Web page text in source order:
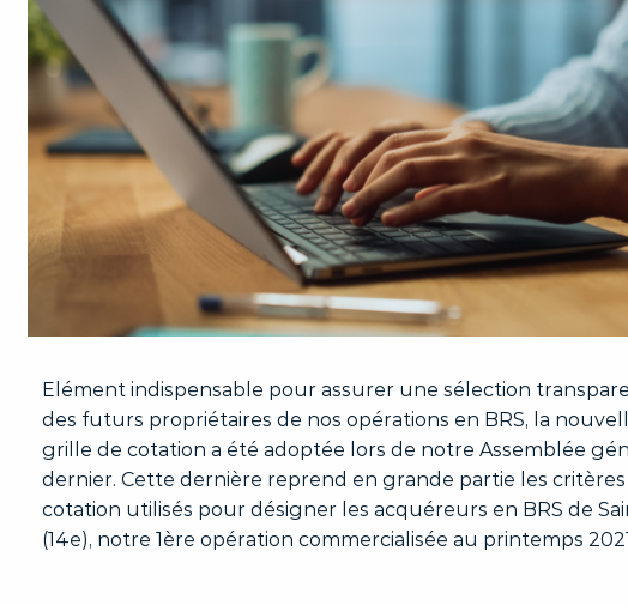
Elément indispensable pour assurer une sélection
des futurs propriétaires de nos opérations en BRS, la
grille de cotation a été adoptée lors de notre Assemblée
dernier. Cette dernière reprend en grande partie les
cotation utilisés pour désigner les acquéreurs en BRS de
(14e), notre 1ère opération commercialisée au printemps